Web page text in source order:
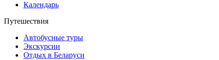
Календарь
Путешествия
Автобусные туры
Экскурсии
Отдых в Беларуси